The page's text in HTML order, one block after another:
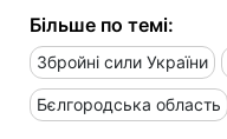
Більше по темі:
Збройні сили України
Бєлгородська область